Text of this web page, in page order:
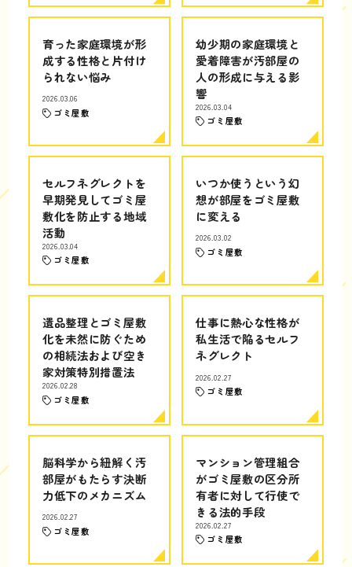
育った家庭環境が形
成する性格と片付け
られない悩み
2026.03.06
ゴミ屋敷
幼少期の家庭環境と
愛着障害が汚部屋の
人の形成に与える影
響
2026.03.04
ゴミ屋敷
セルフネグレクトを
早期発見してゴミ屋
敷化を防止する地域
活動
2026.03.04
ゴミ屋敷
いつか使うという幻
想が部屋をゴミ屋敷
に変える
2026.03.02
ゴミ屋敷
遺品整理とゴミ屋敷
化を未然に防ぐため
の相続法および空き
家対策特別措置法
2026.02.28
ゴミ屋敷
仕事に熱心な性格が
私生活で陥るセルフ
ネグレクト
2026.02.27
ゴミ屋敷
脳科学から紐解く汚
部屋がもたらす決断
力低下のメカニズム
2026.02.27
ゴミ屋敷
マンション管理組合
がゴミ屋敷の区分所
有者に対して行使で
きる法的手段
2026.02.27
ゴミ屋敷